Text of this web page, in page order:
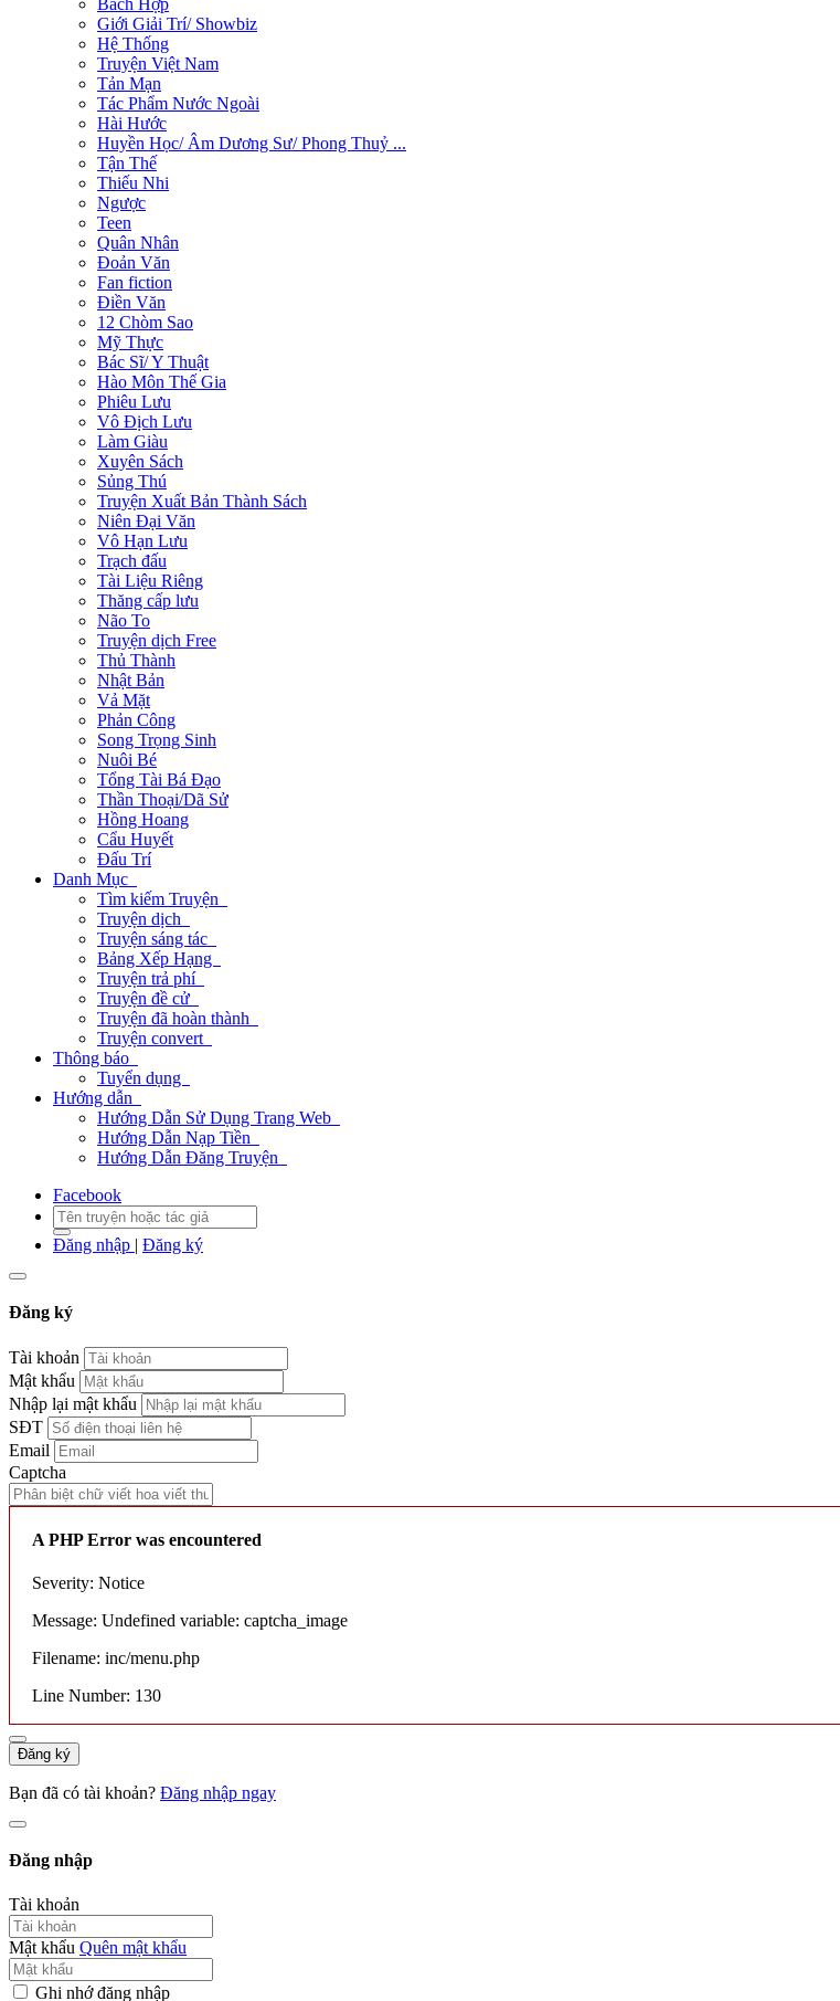
Bách Hợp
Giới Giải Trí/ Showbiz
Hệ Thống
Truyện Việt Nam
Tản Mạn
Tác Phẩm Nước Ngoài
Hài Hước
Huyền Học/ Âm Dương Sư/ Phong Thuỷ ...
Tận Thế
Thiếu Nhi
Ngược
Teen
Quân Nhân
Đoản Văn
Fan fiction
Điền Văn
12 Chòm Sao
Mỹ Thực
Bác Sĩ/ Y Thuật
Hào Môn Thế Gia
Phiêu Lưu
Vô Địch Lưu
Làm Giàu
Xuyên Sách
Sủng Thú
Truyện Xuất Bản Thành Sách
Niên Đại Văn
Vô Hạn Lưu
Trạch đấu
Tài Liệu Riêng
Thăng cấp lưu
Não To
Truyện dịch Free
Thủ Thành
Nhật Bản
Vả Mặt
Phản Công
Song Trọng Sinh
Nuôi Bé
Tổng Tài Bá Đạo
Thần Thoại/Dã Sử
Hồng Hoang
Cẩu Huyết
Đấu Trí
Danh Mục
Tìm kiếm Truyện
Truyện dịch
Truyện sáng tác
Bảng Xếp Hạng
Truyện trả phí
Truyện đề cử
Truyện đã hoàn thành
Truyện convert
Thông báo
Tuyển dụng
Hướng dẫn
Hướng Dẫn Sử Dụng Trang Web
Hướng Dẫn Nạp Tiền
Hướng Dẫn Đăng Truyện
Facebook
Đăng nhập | Đăng ký
Đăng ký
Tài khoản
Mật khẩu
Nhập lại mật khẩu
SĐT
Email
Captcha
A PHP Error was encountered
Severity: Notice
Message: Undefined variable: captcha_image
Filename: inc/menu.php
Line Number: 130
Đăng ký
Bạn đã có tài khoản? Đăng nhập ngay
Đăng nhập
Tài khoản
Mật khẩu Quên mật khẩu
Ghi nhớ đăng nhập